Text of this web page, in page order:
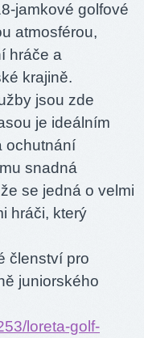
jamkové golfové
atmosférou,
hráče a
krajině.
jsou zde
je ideálním
ochutnání
snadná
se jedná o velmi
hráči, který
členství pro
juniorského
loreta-golf-